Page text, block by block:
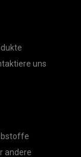
uns
andere